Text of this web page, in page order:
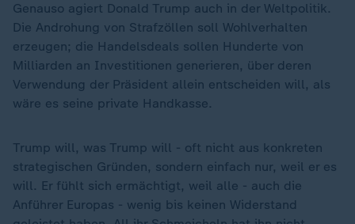
Genauso agiert Donald Trump auch in der Weltpolitik.
Die Androhung von Strafzöllen soll Wohlverhalten
erzeugen; die Handelsdeals sollen Hunderte von
Milliarden an Investitionen generieren, über deren
Verwendung der Präsident allein entscheiden will, als
wäre es seine private Handkasse.
Trump will, was Trump will - oft nicht aus konkreten
strategischen Gründen, sondern einfach nur, weil er es
will. Er fühlt sich ermächtigt, weil alle - auch die
Anführer Europas - wenig bis keinen Widerstand